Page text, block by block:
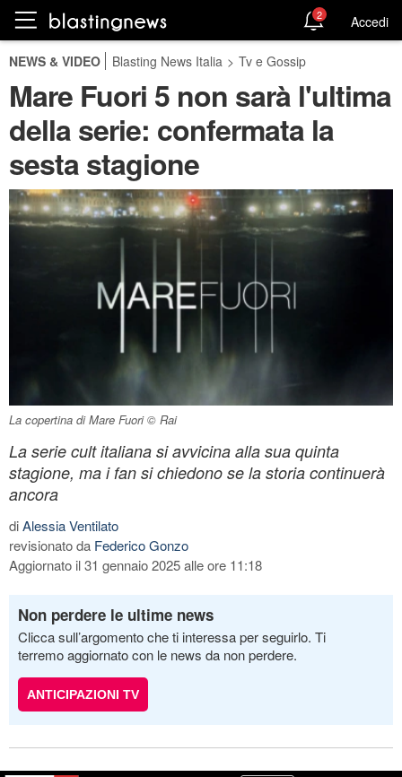
2 Accedi
NEWS & VIDEO Blasting News Italia > Tv e Gossip
Mare Fuori 5 non sarà l'ultima
della serie: confermata la
sesta stagione
La copertina di Mare Fuori © Rai
La serie cult italiana si avvicina alla sua quinta
stagione, ma i fan si chiedono se la storia continuerà
ancora
diAlessia Ventilato
revisionato da Federico Gonzo
Aggiornato il 31 gennaio 2025 alle ore 11:18
Non perdere le ultime news
Clicca sull’argomento che ti interessa per seguirlo. Ti
terremo aggiornato con le news da non perdere.
ANTICIPAZIONI TV